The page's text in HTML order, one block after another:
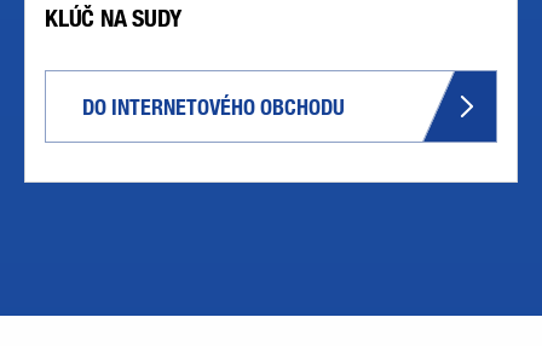
KLÚČ NA SUDY
DO INTERNETOVÉHO OBCHODU